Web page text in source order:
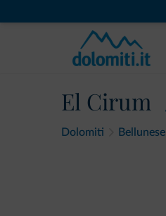
El Cirum
Dolomiti Bellunese